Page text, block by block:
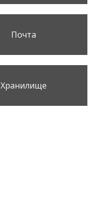
Почта
Хранилище